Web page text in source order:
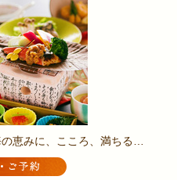
の恵みに、こころ、満ちる…